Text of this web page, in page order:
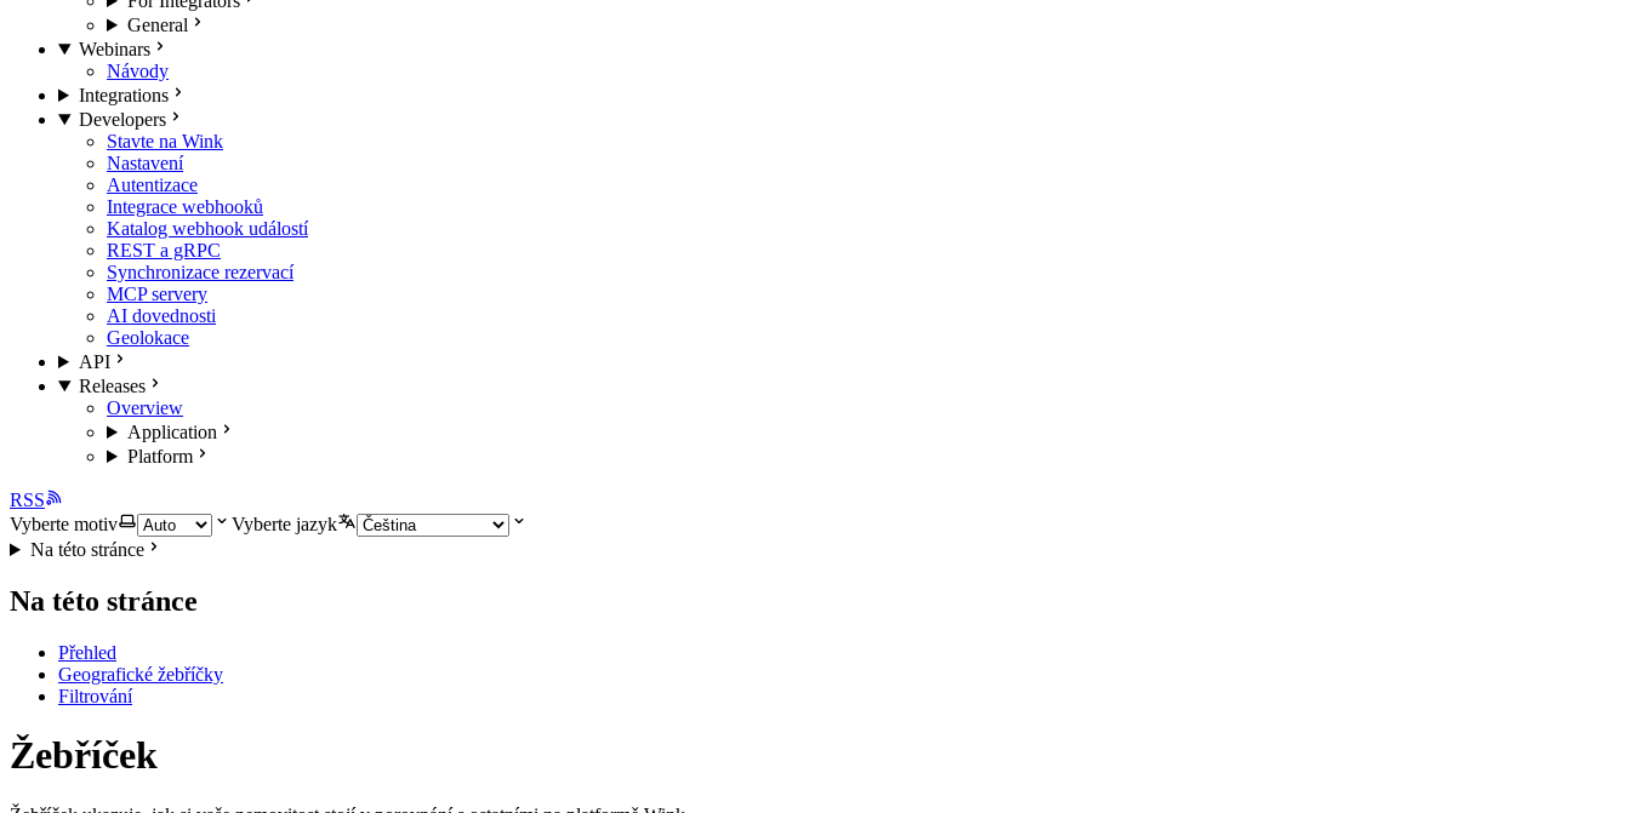
General
Webinars
Návody
Integrations
Developers
Stavte na Wink
Nastavení
Autentizace
Integrace webhooků
Katalog webhook událostí
REST a gRPC
Synchronizace rezervací
MCP servery
AI dovednosti
Geolokace
API
Releases
Overview
Application
Platform
RSS
Vyberte motiv
Vyberte jazyk
Na této stránce
Na této stránce
Přehled
Geografické žebříčky
Filtrování
Žebříček